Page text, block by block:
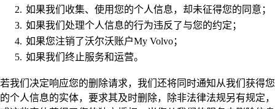
如果我们收集、使用您的个人信息，却未征得您的同意；
如果我们处理个人信息的行为违反了与您的约定；
如果您注销了沃尔沃账户My Volvo；
如果我们终止服务和运营。
若我们决定响应您的删除请求，我们还将同时通知从我们获得您
的个人信息的实体，要求其及时删除，除非法律法规另有规定，